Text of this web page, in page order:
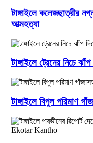
টাঙ্গাইলে কলেজছাত্রীর
আত্মহত্যা
টাঙ্গাইলে ট্রেনের নিচে
টাঙ্গাইলে বিপুল পরিমাণ